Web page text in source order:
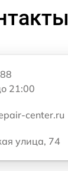
21:00
center.ru
улица, 74